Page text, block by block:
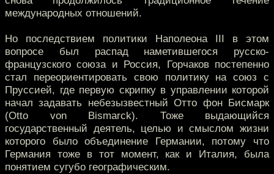
международных отношений.
Но последствием политики Наполеона III в этом
вопросе был распад наметившегося русско-
французского союза и Россия, Горчаков постепенно
стал переориентировать свою политику на союз с
Пруссией, где первую скрипку в управлении которой
начал задавать небезызвестный Отто фон Бисмарк
(Otto von Bismarck). Тоже выдающийся
государственный деятель, целью и смыслом жизни
которого было объединение Германии, потому что
Германия тоже в тот момент, как и Италия, была
понятием сугубо географическим.